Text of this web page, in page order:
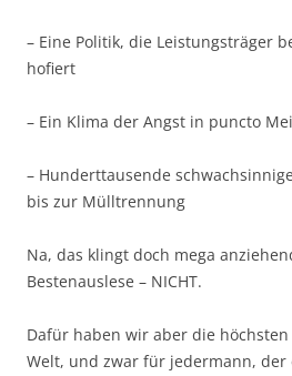
– Eine Politik, die Leistungsträger
hofiert
– Ein Klima der Angst in puncto
– Hunderttausende
bis zur Mülltrennung
Na, das klingt doch mega
Bestenauslese – NICHT.
Dafür haben wir aber die
Welt, und zwar für jedermann, der